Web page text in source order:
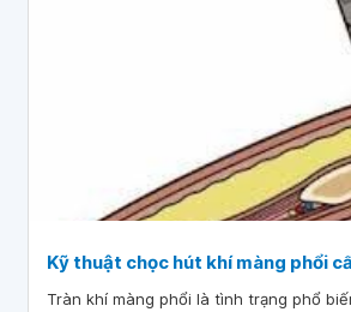
Kỹ thuật chọc hút khí màng phổi
Tràn khí màng phổi là tình trạng phổ